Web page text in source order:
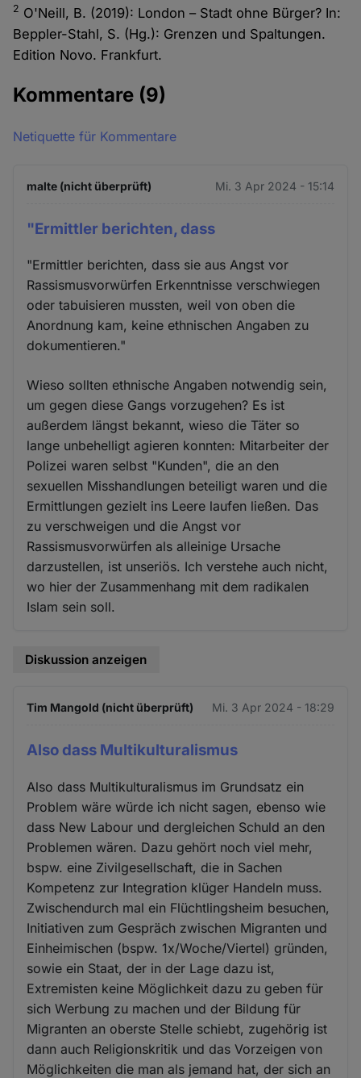
2 O'Neill, B. (2019): London – Stadt ohne Bürger? In:
Beppler-Stahl, S. (Hg.): Grenzen und Spaltungen.
Edition Novo. Frankfurt.
Kommentare (9)
Netiquette für Kommentare
malte (nicht überprüft) Mi. 3 Apr 2024 - 15:14
"Ermittler berichten, dass
"Ermittler berichten, dass sie aus Angst vor
Rassismusvorwürfen Erkenntnisse verschwiegen
oder tabuisieren mussten, weil von oben die
Anordnung kam, keine ethnischen Angaben zu
dokumentieren."
Wieso sollten ethnische Angaben notwendig sein,
um gegen diese Gangs vorzugehen? Es ist
außerdem längst bekannt, wieso die Täter so
lange unbehelligt agieren konnten: Mitarbeiter der
Polizei waren selbst "Kunden", die an den
sexuellen Misshandlungen beteiligt waren und die
Ermittlungen gezielt ins Leere laufen ließen. Das
zu verschweigen und die Angst vor
Rassismusvorwürfen als alleinige Ursache
darzustellen, ist unseriös. Ich verstehe auch nicht,
wo hier der Zusammenhang mit dem radikalen
Islam sein soll.
Diskussion anzeigen
Tim Mangold (nicht überprüft) Mi. 3 Apr 2024 - 18:29
Also dass Multikulturalismus
Also dass Multikulturalismus im Grundsatz ein
Problem wäre würde ich nicht sagen, ebenso wie
dass New Labour und dergleichen Schuld an den
Problemen wären. Dazu gehört noch viel mehr,
bspw. eine Zivilgesellschaft, die in Sachen
Kompetenz zur Integration klüger Handeln muss.
Zwischendurch mal ein Flüchtlingsheim besuchen,
Initiativen zum Gespräch zwischen Migranten und
Einheimischen (bspw. 1x/Woche/Viertel) gründen,
sowie ein Staat, der in der Lage dazu ist,
Extremisten keine Möglichkeit dazu zu geben für
sich Werbung zu machen und der Bildung für
Migranten an oberste Stelle schiebt, zugehörig ist
dann auch Religionskritik und das Vorzeigen von
Möglichkeiten die man als jemand hat, der sich an